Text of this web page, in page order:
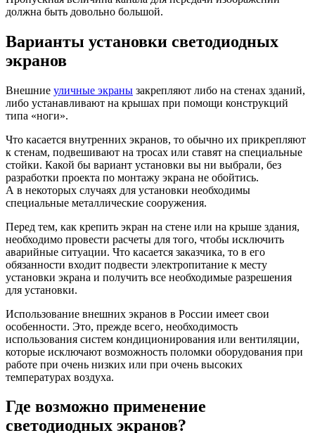
должна быть довольно большой.
Варианты установки светодиодных
экранов
Внешние уличные экраны закрепляют либо на стенах зданий,
либо устанавливают на крышах при помощи конструкций
типа «ноги».
Что касается внутренних экранов, то обычно их прикрепляют
к стенам, подвешивают на тросах или ставят на специальные
стойки. Какой бы вариант установки вы ни выбрали, без
разработки проекта по монтажу экрана не обойтись.
А в некоторых случаях для установки необходимы
специальные металлические сооружения.
Перед тем, как крепить экран на стене или на крыше здания,
необходимо провести расчеты для того, чтобы исключить
аварийные ситуации. Что касается заказчика, то в его
обязанности входит подвести электропитание к месту
установки экрана и получить все необходимые разрешения
для установки.
Использование внешних экранов в России имеет свои
особенности. Это, прежде всего, необходимость
использования систем кондиционирования или вентиляции,
которые исключают возможность поломки оборудования при
работе при очень низких или при очень высоких
температурах воздуха.
Где возможно применение
светодиодных экранов?